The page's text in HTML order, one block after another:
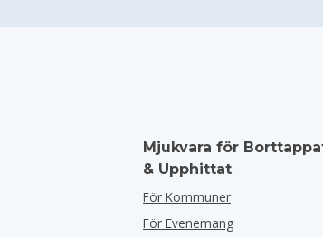
Mjukvara för
& Upphittat
För Kommuner
För Evenemang